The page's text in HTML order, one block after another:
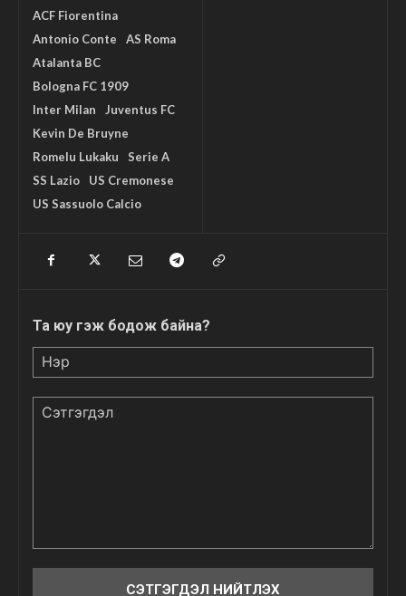
ACF Fiorentina
Antonio Conte
AS Roma
Atalanta BC
Bologna FC 1909
Inter Milan
Juventus FC
Kevin De Bruyne
Romelu Lukaku
Serie A
SS Lazio
US Cremonese
US Sassuolo Calcio
Та юу гэж бодож байна?